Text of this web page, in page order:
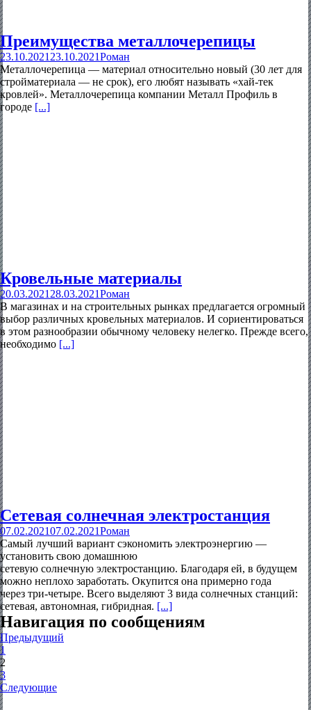
Преимущества металлочерепицы
23.10.2021 23.10.2021Роман
Металлочерепица — материал относительно новый (30 лет для
стройматериала — не срок), его любят называть «хай-тек
кровлей». Металлочерепица компании Металл Профиль в
городе [...]
Кровельные материалы
20.03.2021 28.03.2021Роман
В магазинах и на строительных рынках предлагается огромный
выбор различных кровельных материалов. И сориентироваться
в этом разнообразии обычному человеку нелегко. Прежде всего,
необходимо [...]
Сетевая солнечная электростанция
07.02.202107.02.2021Роман
Самый лучший вариант сэкономить электроэнергию —
установить свою домашнюю
сетевую солнечную электростанцию. Благодаря ей, в будущем
можно неплохо заработать. Окупится она примерно года
через три-четыре. Всего выделяют 3 вида солнечных станций:
сетевая, автономная, гибридная. [...]
Навигация по сообщениям
Предыдущий
1
2
3
Следующие